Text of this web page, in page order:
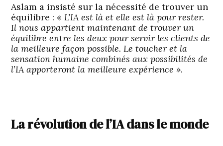
Aslam a insisté sur la nécessité de trouver un
équilibre : « L’IA est là et elle est là pour rester.
Il nous appartient maintenant de trouver un
équilibre entre les deux pour servir les clients de
la meilleure façon possible. Le toucher et la
sensation humaine combinés aux possibilités de
l’IA apporteront la meilleure expérience ».
La révolution de l’IA dans le monde